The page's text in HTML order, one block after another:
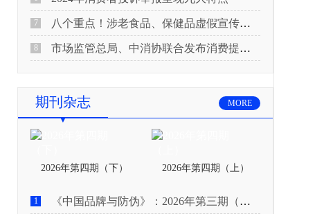
7 八个重点！涉老食品、保健品虚假宣传识别技巧
8 市场监管总局、中消协联合发布消费提示：关注检测报告：果蔬安全的“通行证”
期刊杂志 MORE
2026年第四期（下） 2026年第四期（上）
1 《中国品牌与防伪》：2026年第三期（下）